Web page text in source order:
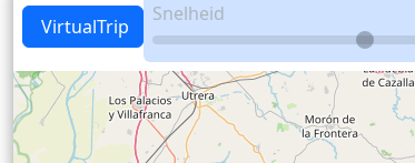
VirtualTrip
Snelheid